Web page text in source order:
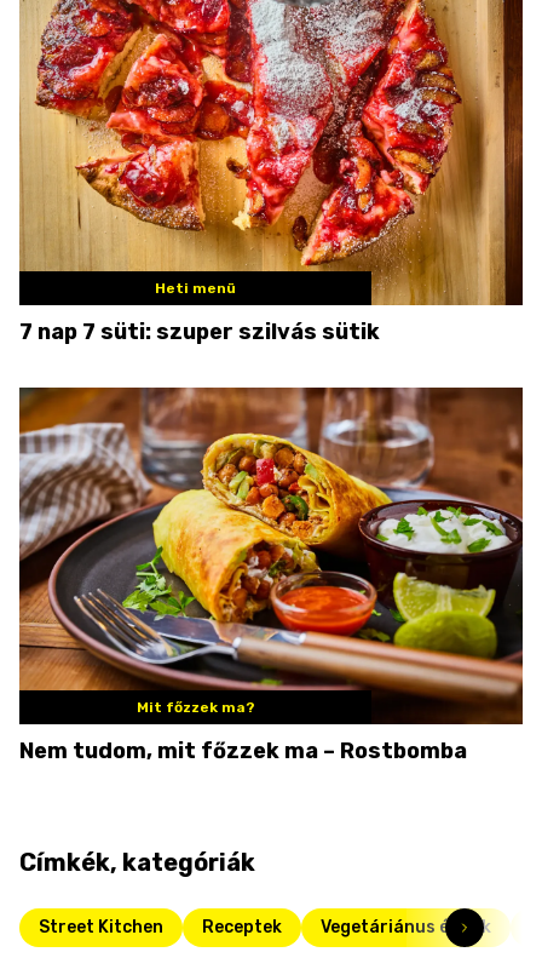
Heti menü
7 nap 7 süti: szuper szilvás sütik
Mit főzzek ma?
Nem tudom, mit főzzek ma – Rostbomba
Címkék, kategóriák
Street Kitchen Receptek Vegetáriánus ételek